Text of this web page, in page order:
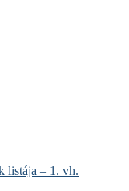
listája – 1. vh.